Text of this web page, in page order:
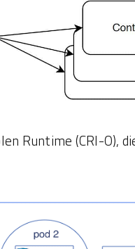
Runtime (CRI-O),